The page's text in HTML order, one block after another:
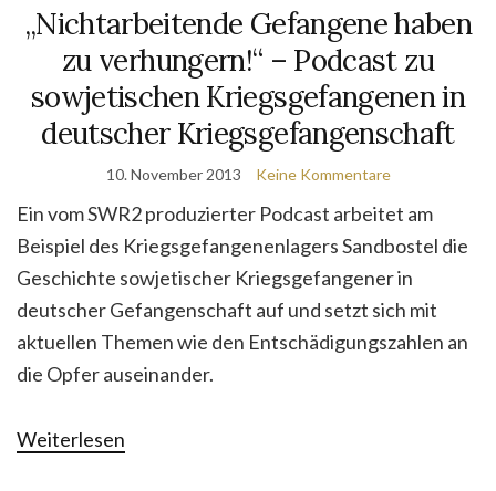
„Nichtarbeitende Gefangene haben
zu verhungern!“ – Podcast zu
sowjetischen Kriegsgefangenen in
deutscher Kriegsgefangenschaft
10. November 2013 Keine Kommentare
Ein vom SWR2 produzierter Podcast arbeitet am
Beispiel des Kriegsgefangenenlagers Sandbostel die
Geschichte sowjetischer Kriegsgefangener in
deutscher Gefangenschaft auf und setzt sich mit
aktuellen Themen wie den Entschädigungszahlen an
die Opfer auseinander.
Weiterlesen